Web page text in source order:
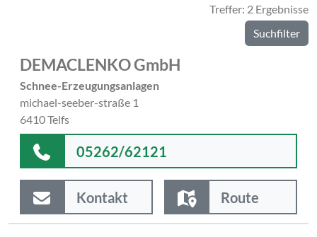
Treffer: 2 Ergebnisse
Suchfilter
DEMACLENKO GmbH
Schnee-Erzeugungsanlagen
michael-seeber-straße 1
6410 Telfs
05262/62121
Kontakt Route